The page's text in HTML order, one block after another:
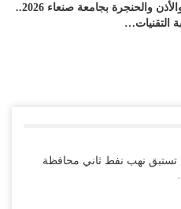
اختتام المؤتمر العلمي الثاني للأنف والأذن والحنجرة بجامعة صنعاء 2026..
التقنيات…
للتجنيد السعودي يوسّعان
تستبق نهب نفط ثاني محافظة